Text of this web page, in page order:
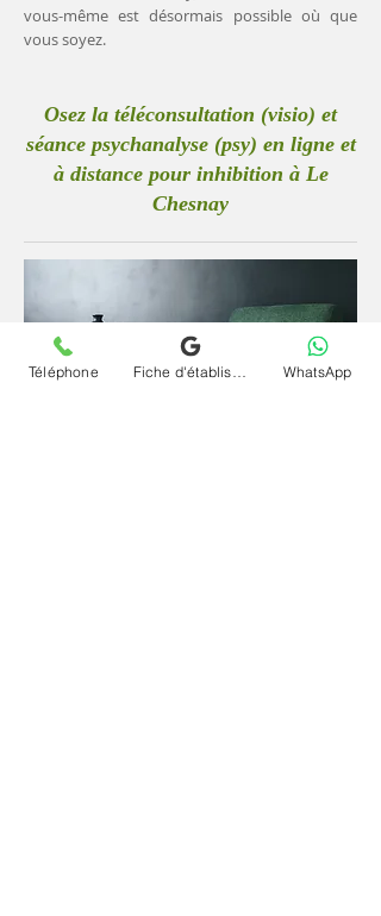
vous-même est désormais possible où que
vous soyez.
Osez la téléconsultation (visio) et
séance psychanalyse (psy) en ligne et
à distance pour inhibition à Le
Chesnay
Téléphone WhatsApp